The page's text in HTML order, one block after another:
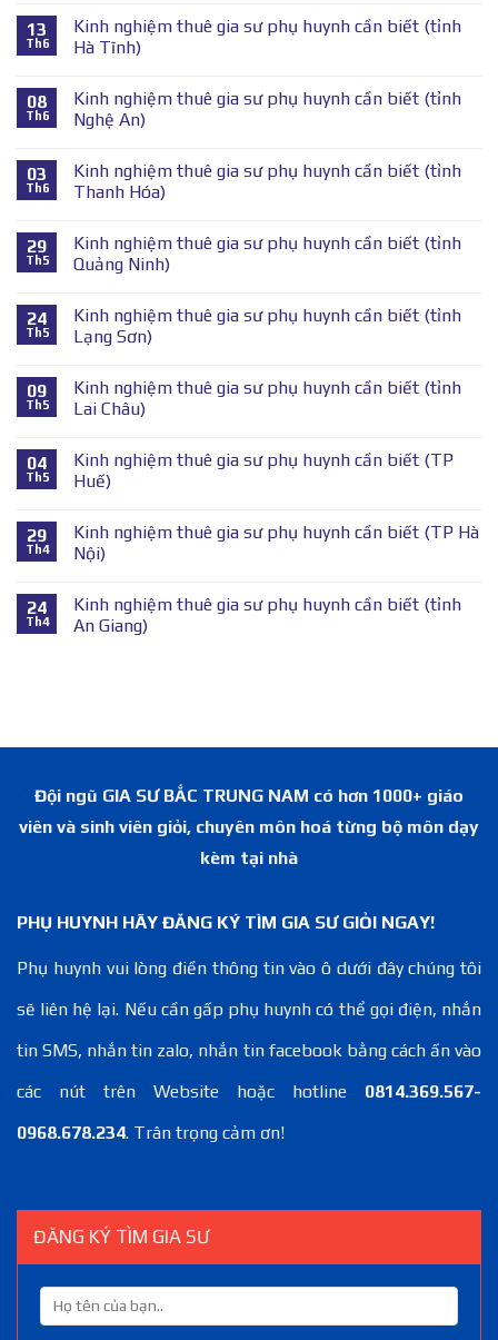
13
Th6
Kinh nghiệm thuê gia sư phụ huynh cần biết (tỉnh
Hà Tĩnh)
08
Th6
Kinh nghiệm thuê gia sư phụ huynh cần biết (tỉnh
Nghệ An)
03
Th6
Kinh nghiệm thuê gia sư phụ huynh cần biết (tỉnh
Thanh Hóa)
29
Th5
Kinh nghiệm thuê gia sư phụ huynh cần biết (tỉnh
Quảng Ninh)
24
Th5
Kinh nghiệm thuê gia sư phụ huynh cần biết (tỉnh
Lạng Sơn)
09
Th5
Kinh nghiệm thuê gia sư phụ huynh cần biết (tỉnh
Lai Châu)
04
Th5
Kinh nghiệm thuê gia sư phụ huynh cần biết (TP
Huế)
29
Th4
Kinh nghiệm thuê gia sư phụ huynh cần biết (TP Hà
Nội)
24
Th4
Kinh nghiệm thuê gia sư phụ huynh cần biết (tỉnh
An Giang)
Đội ngũ GIA SƯ BẮC TRUNG NAM có hơn 1000+ giáo
viên và sinh viên giỏi, chuyên môn hoá từng bộ môn dạy
kèm tại nhà
PHỤ HUYNH HÃY ĐĂNG KÝ TÌM GIA SƯ GIỎI NGAY!
Phụ huynh vui lòng điền thông tin vào ô dưới đây chúng tôi
sẽ liên hệ lại. Nếu cần gấp phụ huynh có thể gọi điện, nhắn
tin SMS, nhắn tin zalo, nhắn tin facebook bằng cách ấn vào
các nút trên Website hoặc hotline 0814.369.567-
0968.678.234. Trân trọng cảm ơn!
ĐĂNG KÝ TÌM GIA SƯ